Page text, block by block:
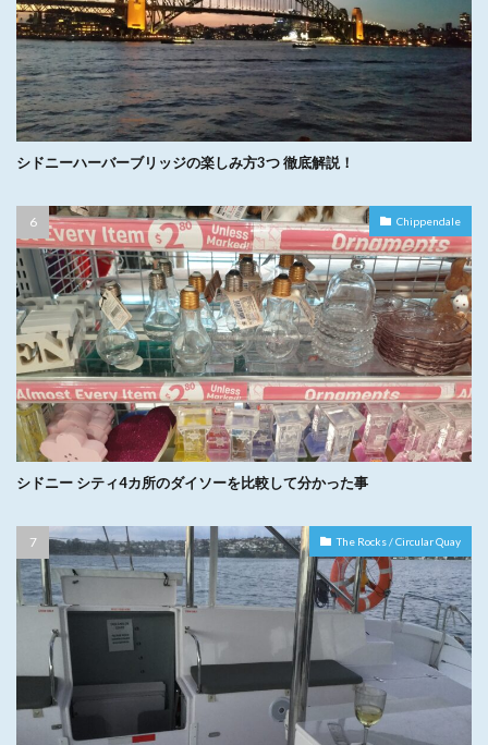
シドニーハーバーブリッジの楽しみ方3つ 徹底解説！
Chippendale
シドニー シティ4カ所のダイソーを比較して分かった事
The Rocks / Circular Quay